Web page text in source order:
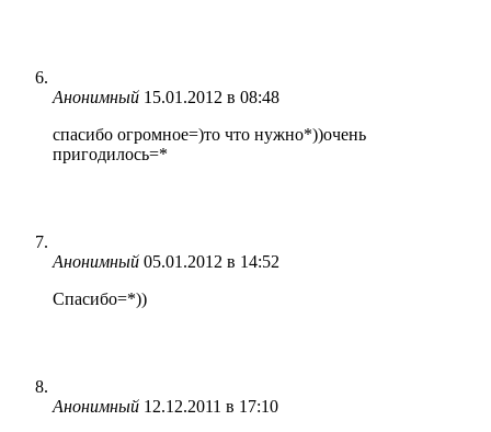
Анонимный 15.01.2012 в 08:48
спасибо огромное=)то что нужно*))очень
пригодилось=*
Анонимный 05.01.2012 в 14:52
Спасибо=*))
Анонимный 12.12.2011 в 17:10